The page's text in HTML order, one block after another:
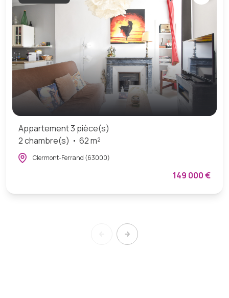
Appartement 3 pièce(s)
2 chambre(s)
62 m²
Clermont-Ferrand (63000)
149 000 €